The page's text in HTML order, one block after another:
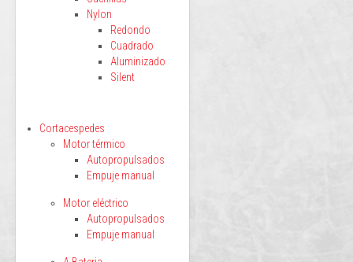
Nylon
Redondo
Cuadrado
Aluminizado
Silent
Cortacespedes
Motor térmico
Autopropulsados
Empuje manual
Motor eléctrico
Autopropulsados
Empuje manual